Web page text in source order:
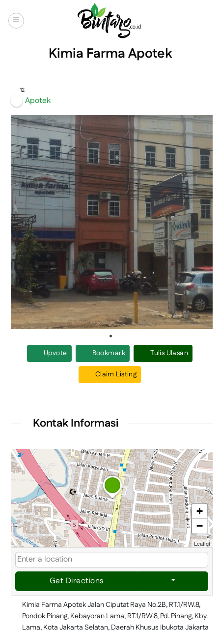
content
Kimia Farma Apotek
12
Apotek
Upvote Bookmark Tulis Ulasan
Claim Listing
Kontak Informasi
+
−
Leaflet
Get Directions
Kimia Farma Apotek Jalan Ciputat Raya No.2B, RT.1/RW.8,
Pondok Pinang, Kebayoran Lama, RT.1/RW.8, Pd. Pinang, Kby.
Lama, Kota Jakarta Selatan, Daerah Khusus Ibukota Jakarta